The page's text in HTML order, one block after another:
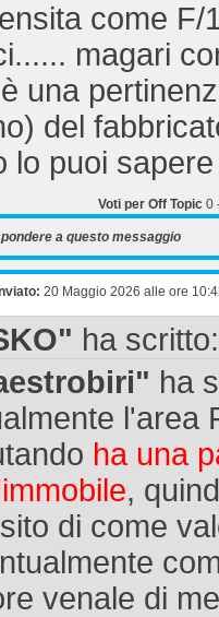
come F/
magari
una
del
lo puoi
Voti per Off Topic 0
a questo messaggio
20 Maggio 2026 alle ore
ha scritto:
ha
l'area
ha una
,
di come
venale di